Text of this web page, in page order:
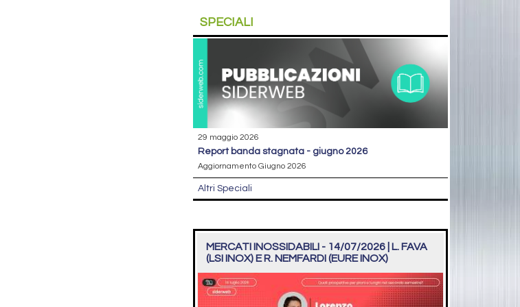
SPECIALI
29 maggio 2026
report banda stagnata - giugno 2026
Aggiornamento Giugno 2026
Altri Speciali
MERCATI INOSSIDABILI - 14/07/2026 | L. FAVA
(LSI INOX) E R. NEMFARDI (EURE INOX)